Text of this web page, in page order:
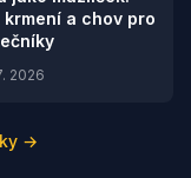
krmení a chov pro
2026
→